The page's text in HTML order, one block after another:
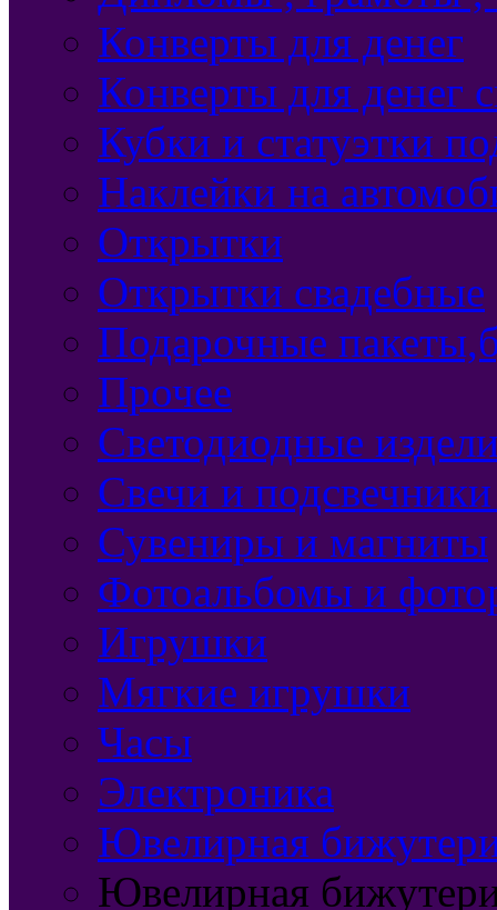
Конверты для денег
Конверты для денег
Кубки и статуэтки
Наклейки на
Открытки
Открытки свадебные
Подарочные
Прочее
Светодиодные
Свечи и
Сувениры и магниты
Фотоальбомы и
Игрушки
Мягкие игрушки
Часы
Электроника
Ювелирная
Ювелирная